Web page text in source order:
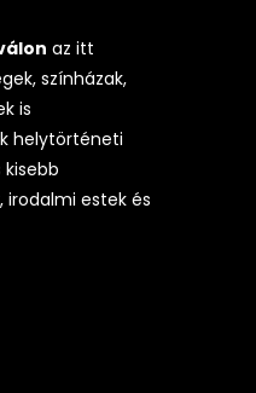
az itt
színházak,
is
helytörténeti
irodalmi estek és